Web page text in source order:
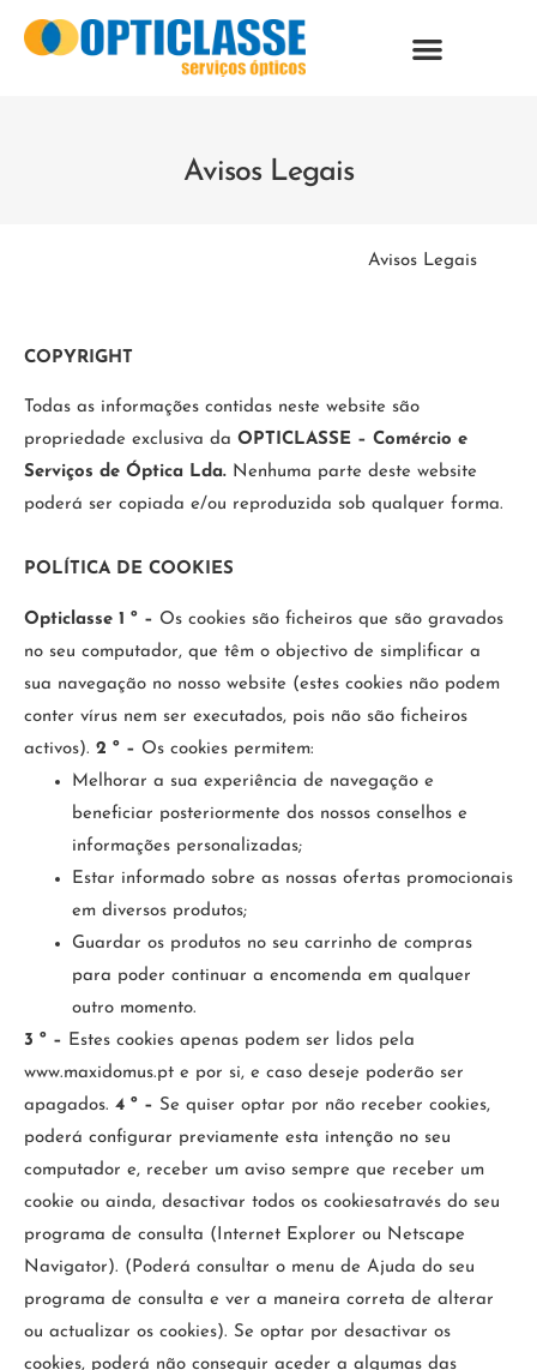
Avisos Legais
Avisos Legais
COPYRIGHT
Todas as informações contidas neste website são
propriedade exclusiva da OPTICLASSE – Comércio e
Serviços de Óptica Lda. Nenhuma parte deste website
poderá ser copiada e/ou reproduzida sob qualquer forma.
POLÍTICA DE COOKIES
Opticlasse 1 º – Os cookies são ficheiros que são gravados
no seu computador, que têm o objectivo de simplificar a
sua navegação no nosso website (estes cookies não podem
conter vírus nem ser executados, pois não são ficheiros
activos). 2 º – Os cookies permitem:
Melhorar a sua experiência de navegação e
beneficiar posteriormente dos nossos conselhos e
informações personalizadas;
Estar informado sobre as nossas ofertas promocionais
em diversos produtos;
Guardar os produtos no seu carrinho de compras
para poder continuar a encomenda em qualquer
outro momento.
3 º – Estes cookies apenas podem ser lidos pela
www.maxidomus.pt e por si, e caso deseje poderão ser
apagados. 4 º – Se quiser optar por não receber cookies,
poderá configurar previamente esta intenção no seu
computador e, receber um aviso sempre que receber um
cookie ou ainda, desactivar todos os cookiesatravés do seu
programa de consulta (Internet Explorer ou Netscape
Navigator). (Poderá consultar o menu de Ajuda do seu
programa de consulta e ver a maneira correta de alterar
ou actualizar os cookies). Se optar por desactivar os
cookies, poderá não conseguir aceder a algumas das